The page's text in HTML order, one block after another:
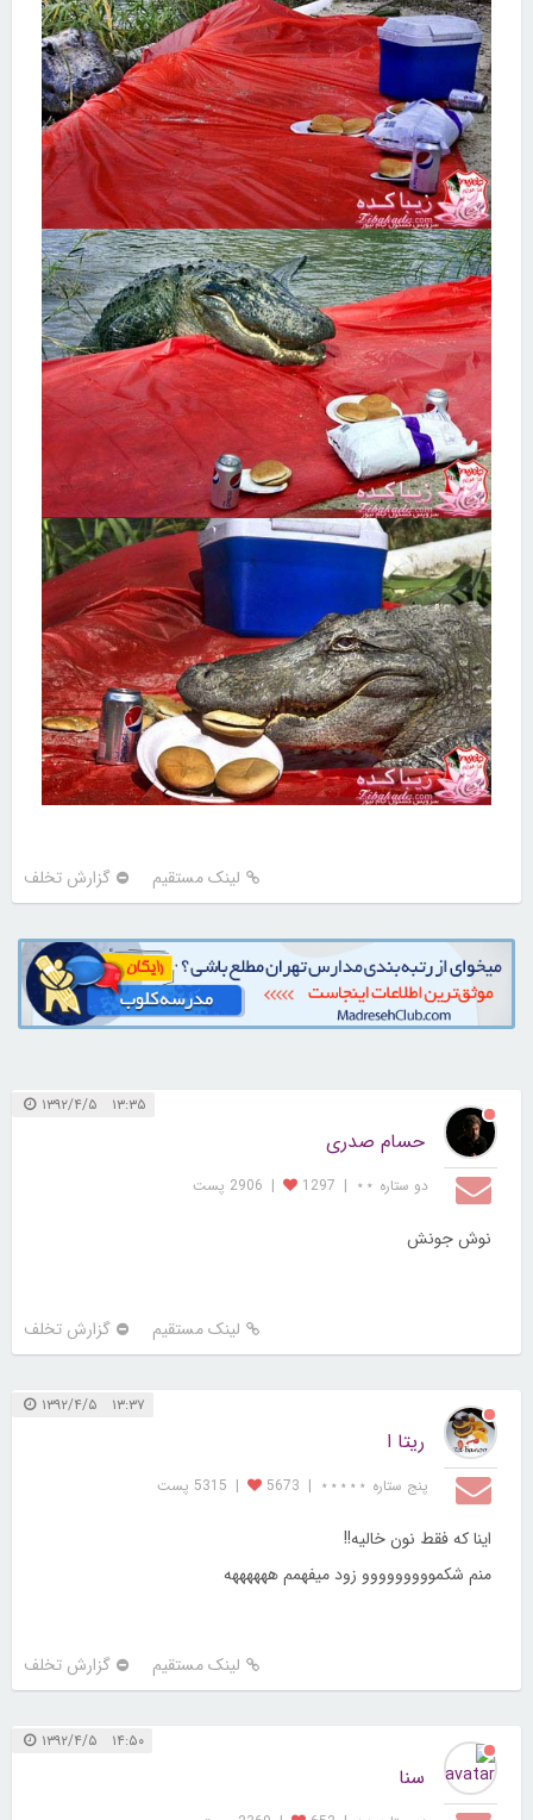
لینک مستقیم گزارش تخلف
۱۳:۳۵ ۱۳۹۲/۴/۵
حسام صدری
دو ستاره ⋆⋆ |
1297
| 2906 پست
نوش جونش
لینک مستقیم گزارش تخلف
۱۳:۳۷ ۱۳۹۲/۴/۵
ریتا ا
پنج ستاره ⋆⋆⋆⋆⋆ |
5673
| 5315 پست
اینا که فقط نون خالیه!!
منم شکمووووووووو زود میفهمم ههههههه
لینک مستقیم گزارش تخلف
۱۴:۵۰ ۱۳۹۲/۴/۵
سنا